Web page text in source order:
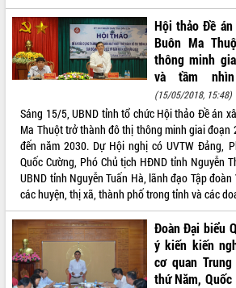
Hội thảo Đề
Buôn Ma
thông minh
và tầm
(15/05/2018, 15:48)
Sáng 15/5, UBND tỉnh tổ chức Hội thảo Đề án
Ma Thuột trở thành đô thị thông minh giai đoạn
đến năm 2030. Dự Hội nghị có UVTW Đảng,
Quốc Cường, Phó Chủ tịch HĐND tỉnh Nguyễn
UBND tỉnh Nguyễn Tuấn Hà, lãnh đạo Tập đoàn
các huyện, thị xã, thành phố trong tỉnh và các
Đoàn Đại biểu
ý kiến kiến
cơ quan
thứ Năm,